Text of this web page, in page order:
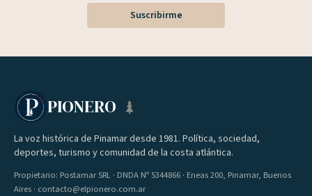
Suscribirme
PIONERO
La voz histórica de Pinamar desde 1981. Política, sociedad,
deportes, turismo y comunidad de la costa atlántica.
Propietario: Postamar SRL · DNDA Nº 5344866 · Eneas 200, Pinamar, Buenos
Aires · contacto@elpionero.com.ar